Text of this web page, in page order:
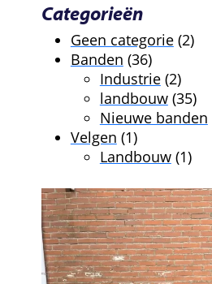
Categorieën
Geen categorie 22
Banden 3636
producten
Industrie 22
landbouw 3535
Nieuwe banden
Velgen 11
product
Landbouw 11